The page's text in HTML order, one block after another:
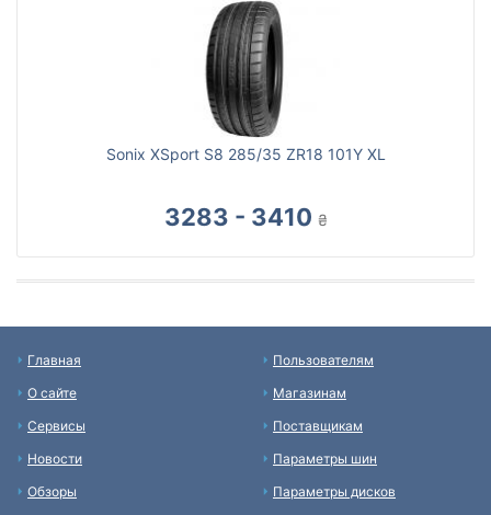
Sonix XSport S8 285/35 ZR18 101Y XL
3283 - 3410 ₴
Главная
О сайте
Сервисы
Новости
Обзоры
Пользователям
Магазинам
Поставщикам
Параметры шин
Параметры дисков